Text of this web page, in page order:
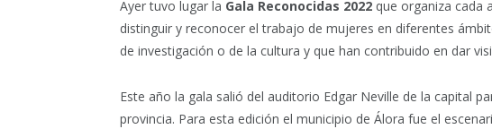
Ayer tuvo lugar la Gala Reconocidas 2022 que organiza cada
distinguir y reconocer el trabajo de mujeres en diferentes
de investigación o de la cultura y que han contribuido en dar
Este año la gala salió del auditorio Edgar Neville de la capital
provincia. Para esta edición el municipio de Álora fue el